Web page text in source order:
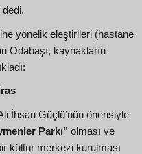
dedi.
yönelik eleştirileri (hastane
Odabaşı, kaynakların
İhsan Güçlü’nün önerisiyle
Parkı" olması ve
kültür merkezi kurulması